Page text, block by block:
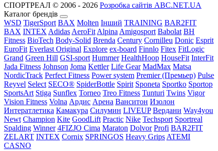
СПОРТРЕАЛ © 2006 - 2026 Розробка сайтів ABC.NET.UA
Каталог брендів
WSD TigerSport BAX Molten Інший TRAINING BAR2FIT
BAX INTEX Adidas AeroFit Alpina Amigosport Babolat BH
Fitness BioTech Body-Solid Brenda Century Cornilleu Donic Esprit
EuroFit Everlast Original Explore ex-board Finnlo Fitex FitLogic
Grand Green Hill GSI-sport Hummer HealthHoop HouseFit InterFit
Jada Fitness Johnson Joma Kettler Life Gear MadMax Matsa
NordicTrack Perfect Fitness Power system Premier (Премьер) Pulse
Reyvel Select SECO® SpiderBottle Spirit Sponeta Sportko Sportop
SportsArt Stiga Sunflex Torneo Treo Fitness Tunturi Twins Vigor
Vision Fitness Volna Ардис Арена Ванситон Изолон
Интератлетика Камакура Силумин LIVEUP Вердани Way4you
Newt Champion Kite GoodLift Practic Nike Techsport Sportreal
Spalding Winner 4FIZJO Cima Maraton Dolvor Profi BAR2FIT
ZELART INTEX Cornix SPRINGOS Heavy Grips ATEMI
CASNO